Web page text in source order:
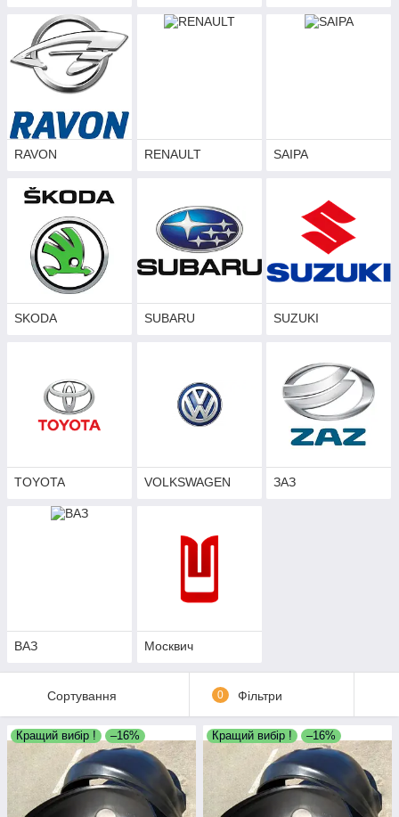
RAVON RENAULT SAIPA
SKODA SUBARU SUZUKI
TOYOTA VOLKSWAGEN ЗАЗ
ВАЗ Москвич
Сортування 0 Фільтри
Кращий вибір ! –16% Кращий вибір ! –16%